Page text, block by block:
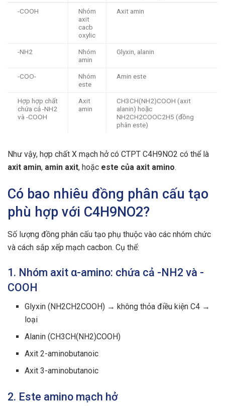
-COOH
Nhóm
axit
cacb
oxylic
Axit amin
-NH2
Nhóm
amin
Glyxin, alanin
-COO-
Nhóm
este
Amin este
Hợp hợp chất
chứa cả -NH2
và -COOH
Axit
amin
CH3CH(NH2)COOH (axit
alanin) hoặc
NH2CH2COOC2H5 (đồng
phân este)
Như vậy, hợp chất X mạch hở có CTPT C4H9NO2 có thể là
axit amin, amin axit, hoặc este của axit amino.
Có bao nhiêu đồng phân cấu tạo
phù hợp với C4H9NO2?
Số lượng đồng phân cấu tạo phụ thuộc vào các nhóm chức
và cách sắp xếp mạch cacbon. Cụ thể:
1. Nhóm axit α-amino: chứa cả -NH2 và -
COOH
Glyxin (NH2CH2COOH) → không thỏa điều kiện C4 →
loại
Alanin (CH3CH(NH2)COOH)
Axit 2-aminobutanoic
Axit 3-aminobutanoic
2. Este amino mạch hở